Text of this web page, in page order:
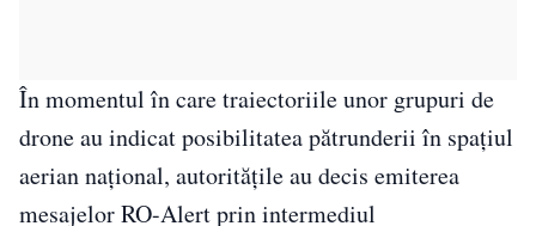
În momentul în care traiectoriile unor grupuri de
drone au indicat posibilitatea pătrunderii în spaţiul
aerian naţional, autorităţile au decis emiterea
mesajelor RO-Alert prin intermediul